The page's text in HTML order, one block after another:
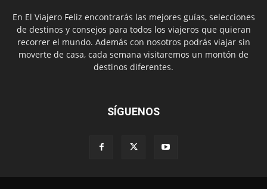
En El Viajero Feliz encontrarás las mejores guías, selecciones
de destinos y consejos para todos los viajeros que quieran
recorrer el mundo. Además con nosotros podrás viajar sin
moverte de casa, cada semana visitaremos un montón de
destinos diferentes.
SÍGUENOS